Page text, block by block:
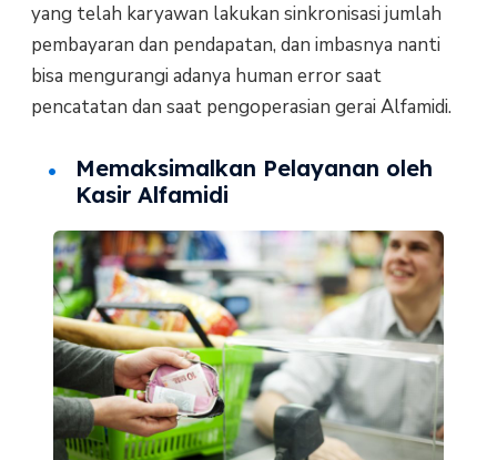
yang telah karyawan lakukan sinkronisasi jumlah
pembayaran dan pendapatan, dan imbasnya nanti
bisa mengurangi adanya human error saat
pencatatan dan saat pengoperasian gerai Alfamidi.
Memaksimalkan Pelayanan oleh
Kasir Alfamidi